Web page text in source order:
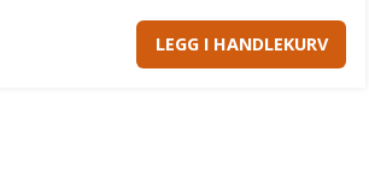
LEGG I HANDLEKURV